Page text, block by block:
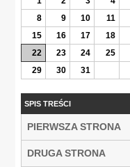
8
9 10 11
15
16 17 18
22
23 24 25
29
30 31
SPIS TREŚCI
PIERWSZA STRONA
DRUGA STRONA